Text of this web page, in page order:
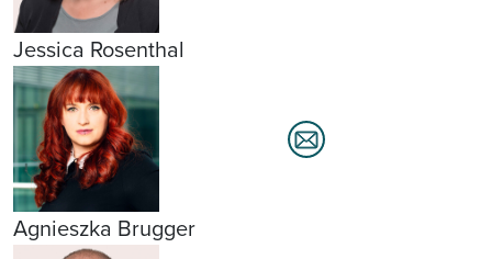
Jessica Rosenthal
Agnieszka Brugger